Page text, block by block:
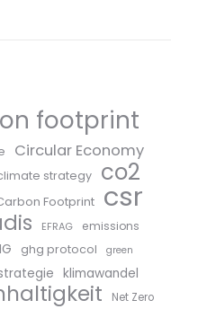
footprint
Circular Economy
strategy co2
Footprint csr
EFRAG emissions
ghg protocol green
klimawandel
Net Zero